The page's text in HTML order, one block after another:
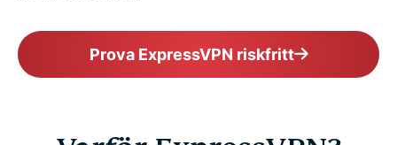
Prova ExpressVPN riskfritt